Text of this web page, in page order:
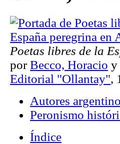
Poetas libres de la
porBecco, Horacio y
Editorial "Ollantay",
Autores
Peronismo
Índice